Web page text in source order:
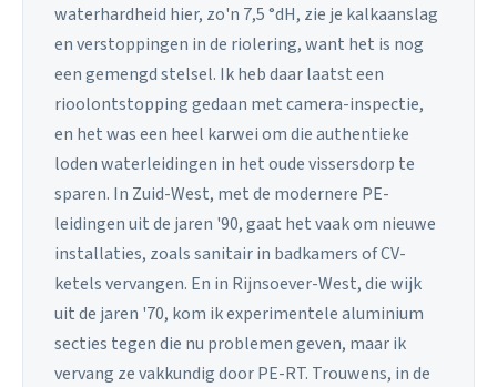
waterhardheid hier, zo'n 7,5 °dH, zie je kalkaanslag
en verstoppingen in de riolering, want het is nog
een gemengd stelsel. Ik heb daar laatst een
rioolontstopping gedaan met camera-inspectie,
en het was een heel karwei om die authentieke
loden waterleidingen in het oude vissersdorp te
sparen. In Zuid-West, met de modernere PE-
leidingen uit de jaren '90, gaat het vaak om nieuwe
installaties, zoals sanitair in badkamers of CV-
ketels vervangen. En in Rijnsoever-West, die wijk
uit de jaren '70, kom ik experimentele aluminium
secties tegen die nu problemen geven, maar ik
vervang ze vakkundig door PE-RT. Trouwens, in de